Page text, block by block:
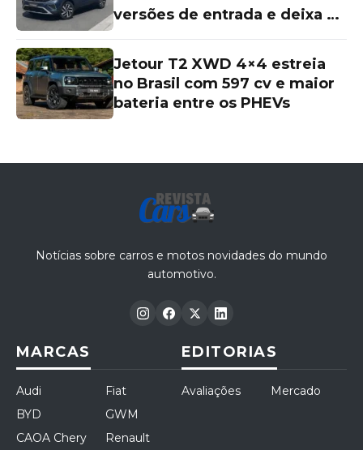
versões de entrada e deixa as
Jetour T2 XWD 4×4 estreia
no Brasil com 597 cv e maior
bateria entre os PHEVs
Notícias sobre carros e motos novidades do mundo
automotivo.
MARCAS
Audi
BYD
CAOA Chery
Fiat
GWM
Renault
EDITORIAS
Avaliações Mercado